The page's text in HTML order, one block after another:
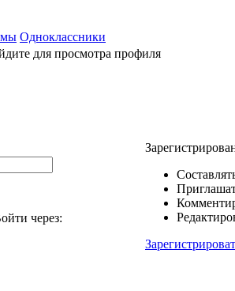
Одноклассники
для просмотра профиля
через: